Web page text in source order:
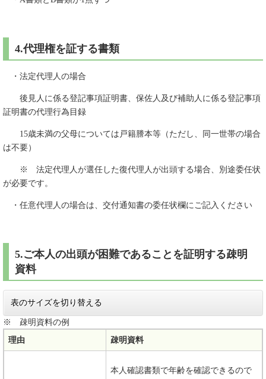
4.代理権を証する書類
・法定代理人の場合
後見人に係る登記事項証明書、保佐人及び補助人に係る登記事項
証明書の代理行為目録
15歳未満の父母については戸籍謄本等（ただし、同一世帯の場合
は不要）
※ 法定代理人が選任した復代理人が出頭する場合、別途委任状
が必要です。
・任意代理人の場合は、交付通知書の委任状欄にご記入ください
5.ご本人の出頭が困難であることを証明する疎明
資料
表のサイズを切り替える
※ 疎明資料の例
理由
疎明資料
本人確認書類で年齢を確認できるので